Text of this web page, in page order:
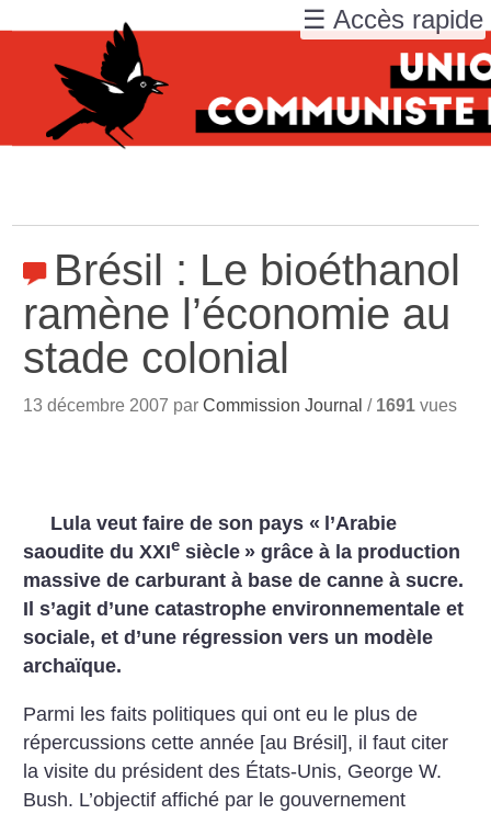
Brésil : Le bioéthanol
ramène l’économie au
stade colonial
13 décembre 2007 parCommission Journal / 1691 vues
Lula veut faire de son pays « l’Arabie
saoudite du XXIe siècle » grâce à la production
massive de carburant à base de canne à sucre.
Il s’agit d’une catastrophe environnementale et
sociale, et d’une régression vers un modèle
archaïque.
Parmi les faits politiques qui ont eu le plus de
répercussions cette année [au Brésil], il faut citer
la visite du président des États-Unis, George W.
Bush. L’objectif affiché par le gouvernement
☰ Accès rapide